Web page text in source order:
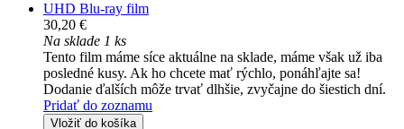
UHD Blu-ray film
30,20 €
Na sklade 1 ks
Tento film máme síce aktuálne na sklade, máme však už iba
posledné kusy. Ak ho chcete mať rýchlo, ponáhľajte sa!
Dodanie ďalších môže trvať dlhšie, zvyčajne do šiestich dní.
Pridať do zoznamu
Vložiť do košíka